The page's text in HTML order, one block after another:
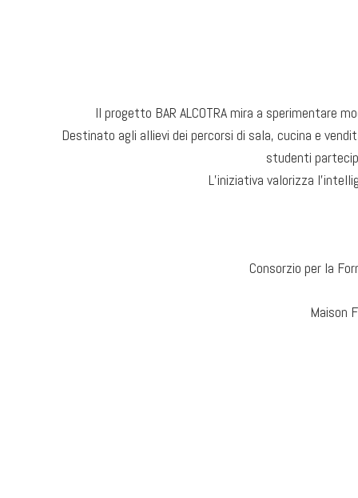
Il progetto BAR ALCOTRA mira a sperimentare
Destinato agli allievi dei percorsi di sala, cucina e
studenti
L’iniziativa valorizza
Consorzio per la
Maison